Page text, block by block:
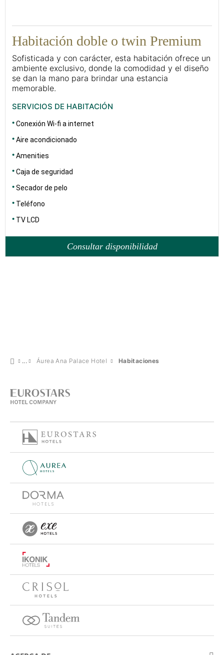
Habitación doble o twin Premium
Sofisticada y con carácter, esta habitación ofrece un
ambiente exclusivo, donde la comodidad y el diseño
se dan la mano para brindar una estancia
memorable.
SERVICIOS DE HABITACIÓN
Conexión Wi-fi a internet
Aire acondicionado
Amenities
Caja de seguridad
Secador de pelo
Teléfono
TV LCD
Consultar disponibilidad
Áurea Ana Palace Hotel Habitaciones